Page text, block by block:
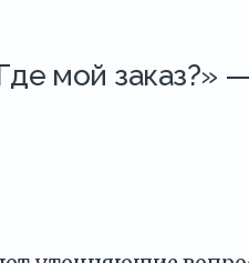
мой заказ?»